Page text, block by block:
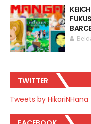
TWITTER
Tweets by HikariNHana